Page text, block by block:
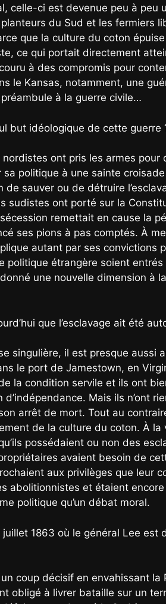
celle-ci est devenue peu à
planteurs du Sud et les
que la culture du coton
ce qui portait directement
à des compromis pour
le Kansas, notamment, une
à la guerre civile…
but idéologique de cette guerre
ont pris les armes
politique à une sainte
de sauver ou de détruire
sudistes ont porté sur la
remettait en cause la
ses pions à pas comptés. À
autant par ses
étrangère soient
une nouvelle dimension
que l’esclavage ait été
singulière, il est presque
le port de Jamestown, en
la condition servile et ils ont
Mais ils n’ont
arrêt de mort. Tout au
de la culture du coton. À
possédaient ou non des
avaient besoin de
aux privilèges que leur
abolitionnistes et étaient
politique qu’un débat moral.
1863 où le général Lee
coup décisif en envahissant
obligé à livrer bataille sur un